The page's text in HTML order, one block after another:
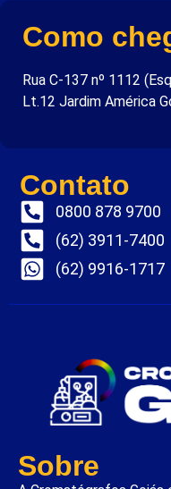
Como
Rua C-137 nº 1112
Lt.12 Jardim América
Contato
0800 878 9700
(62) 3911-7400
(62) 9916-1717
Sobre